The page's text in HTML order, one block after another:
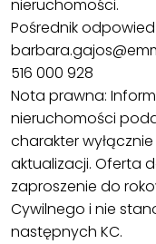
nieruchomości.
Pośrednik
516 000 928
Nota prawna:
nieruchomości
charakter
aktualizacji. Oferta
zaproszenie do
Cywilnego i nie
następnych KC.